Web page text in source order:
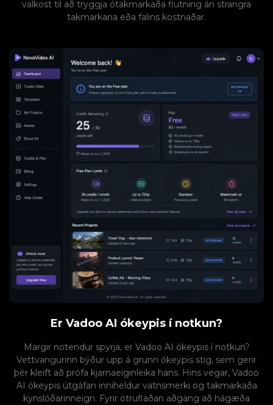
valkost til að tryggja ótakmarkaða flutning án strangra
takmarkana eða falins kostnaðar.
Er Vadoo AI ókeypis í notkun?
Margir notendur spyrja, er Vadoo AI ókeypis í notkun?
Vettvangurinn býður upp á grunn ókeypis stig, sem gerir
þér kleift að prófa kjarnaeiginleika hans. Hins vegar, Vadoo
AI ókeypis útgáfan inniheldur vatnsmerki og takmarkaða
kynslóðarinneign. Fyrir ótruflaðan aðgang að hágæða